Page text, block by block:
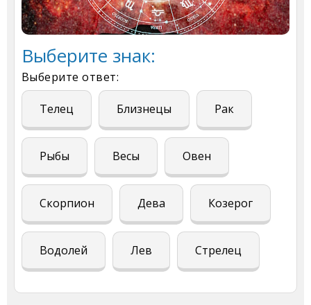
Выберите знак:
Выберите ответ:
Телец Близнецы Рак
Рыбы Весы Овен
Скорпион Дева Козерог
Водолей Лев Стрелец